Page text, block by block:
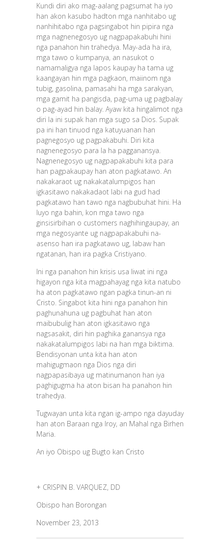
Kundi diri ako mag-aalang pagsumat ha iyo
han akon kasubo hadton mga nanhitabo ug
nanhihitabo nga pagsingabot hin pipira nga
mga nagnenegosyo ug nagpapakabuhi hini
nga panahon hin trahedya. May-ada ha ira,
mga tawo o kumpanya, an nasukot o
namamaligya nga lapos kaupay ha tama ug
kaangayan hin mga pagkaon, maiinom nga
tubig, gasolina, pamasahi ha mga sarakyan,
mga gamit ha pangisda, pag-uma ug pagbalay
o pag-ayad hin balay. Ayaw kita hingalimot nga
diri la ini supak han mga sugo sa Dios. Supak
pa ini han tinuod nga katuyuanan han
pagnegosyo ug pagpakabuhi. Diri kita
nagnenegosyo para la ha pagganansya.
Nagnenegosyo ug nagpapakabuhi kita para
han pagpakaupay han aton pagkatawo. An
nakakaraot ug nakakatalumpigos han
igkasitawo nakakadaot labi na gud had
pagkatawo han tawo nga nagbubuhat hini. Ha
luyo nga bahin, kon mga tawo nga
ginsisirbihan o customers naghihingaupay, an
mga negosyante ug nagpapakabuhi na-
asenso han ira pagkatawo ug, labaw han
ngatanan, han ira pagka Cristiyano.
Ini nga panahon hin krisis usa liwat ini nga
higayon nga kita magpahayag nga kita natubo
ha aton pagkatawo ngan pagka tinun-an ni
Cristo. Singabot kita hini nga panahon hin
paghunahuna ug pagbuhat han aton
maibubulig han aton igkasitawo nga
nagsasakit, diri hin paghika ganansya nga
nakakatalumpigos labi na han mga biktima.
Bendisyonan unta kita han aton
mahigugmaon nga Dios nga diri
nagpapasibaya ug matinumanon han iya
paghigugma ha aton bisan ha panahon hin
trahedya.
Tugwayan unta kita ngan ig-ampo nga dayuday
han aton Baraan nga Iroy, an Mahal nga Birhen
Maria.
An iyo Obispo ug Bugto kan Cristo
+ CRISPIN B. VARQUEZ, DD
Obispo han Borongan
November 23, 2013